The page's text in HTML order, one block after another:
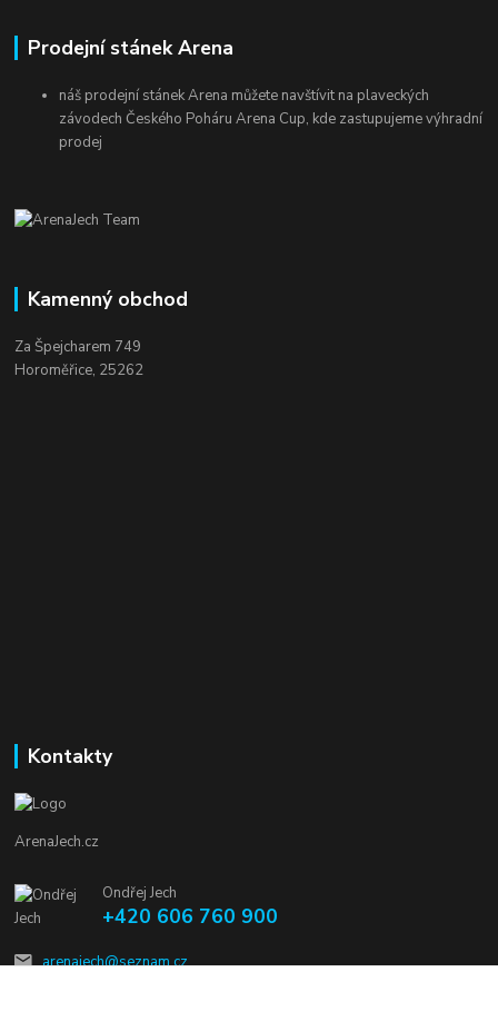
Prodejní stánek Arena
náš prodejní stánek Arena můžete navštívit na plaveckých
závodech Českého Poháru Arena Cup, kde zastupujeme výhradní
prodej
Kamenný obchod
Za Špejcharem 749
Horoměřice, 25262
Kontakty
ArenaJech.cz
Ondřej Jech
+420 606 760 900
arenajech@seznam.cz